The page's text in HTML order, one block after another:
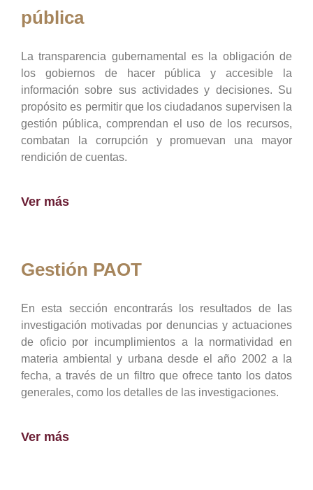
pública
La transparencia gubernamental es la obligación de
los gobiernos de hacer pública y accesible la
información sobre sus actividades y decisiones. Su
propósito es permitir que los ciudadanos supervisen la
gestión pública, comprendan el uso de los recursos,
combatan la corrupción y promuevan una mayor
rendición de cuentas.
Ver más
Gestión PAOT
En esta sección encontrarás los resultados de las
investigación motivadas por denuncias y actuaciones
de oficio por incumplimientos a la normatividad en
materia ambiental y urbana desde el año 2002 a la
fecha, a través de un filtro que ofrece tanto los datos
generales, como los detalles de las investigaciones.
Ver más